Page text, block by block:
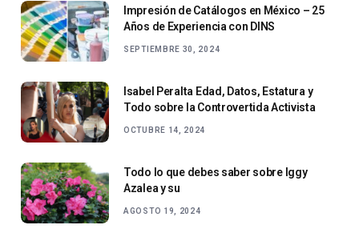
Impresión de Catálogos en México – 25
Años de Experiencia con DINS
SEPTIEMBRE 30, 2024
Isabel Peralta Edad, Datos, Estatura y
Todo sobre la Controvertida Activista
OCTUBRE 14, 2024
Todo lo que debes saber sobre Iggy
Azalea y su
AGOSTO 19, 2024